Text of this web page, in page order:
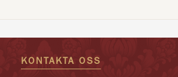
KONTAKTA OSS